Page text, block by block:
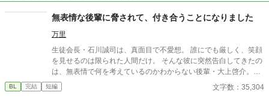
無表情な後輩に脅されて、付き合うことになりました
万里
生徒会長・石川誠司は、真面目で不愛想。 誰にでも厳しく、笑顔
を見せるのは限られた人間だけ。 そんな彼に突然告白してきたの
は、無表情で何を考えているのかわからない後輩・大上啓介。
「先輩が好きです。俺と付き合ってください。付き合ってくれな
いなら、あの人にバラします」 脅しのような告白に、誠司は困惑
BL 完結 短編 文字数：35,304